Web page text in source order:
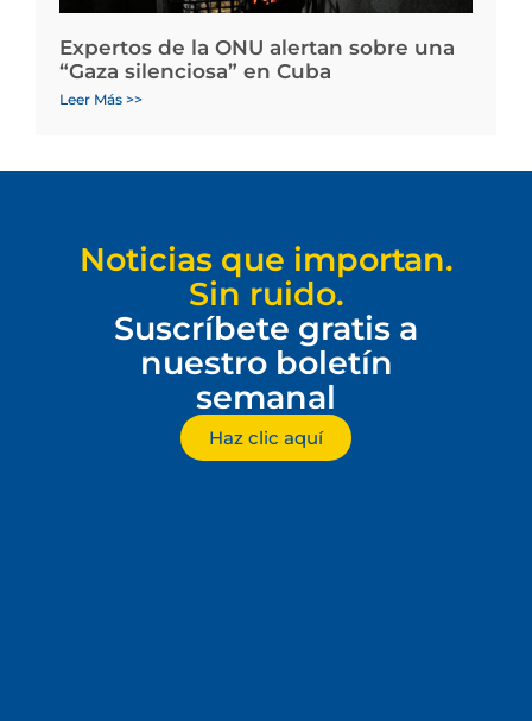
Expertos de la ONU alertan sobre una
“Gaza silenciosa” en Cuba
Leer Más >>
Noticias que importan.
Sin ruido.
Suscríbete gratis a
nuestro boletín
semanal
Haz clic aquí